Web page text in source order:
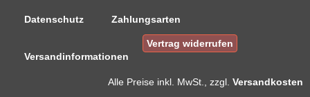
Datenschutz Zahlungsarten
Versandinformationen
Vertrag widerrufen
Alle Preise inkl. MwSt., zzgl. Versandkosten